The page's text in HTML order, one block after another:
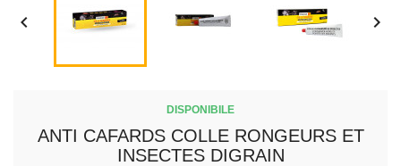
 
DISPONIBILE
ANTI CAFARDS COLLE RONGEURS ET
INSECTES DIGRAIN